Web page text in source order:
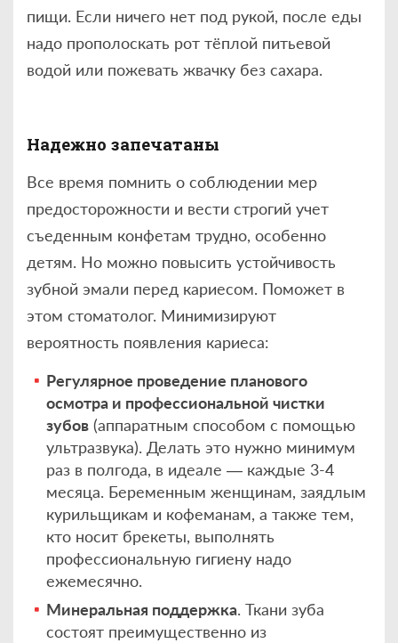
пищи. Если ничего нет под рукой, после еды
надо прополоскать рот тёплой питьевой
водой или пожевать жвачку без сахара.
Надежно запечатаны
Все время помнить о соблюдении мер
предосторожности и вести строгий учет
съеденным конфетам трудно, особенно
детям. Но можно повысить устойчивость
зубной эмали перед кариесом. Поможет в
этом стоматолог. Минимизируют
вероятность появления кариеса:
Регулярное проведение планового
осмотра и профессиональной чистки
зубов (аппаратным способом с помощью
ультразвука). Делать это нужно минимум
раз в полгода, в идеале — каждые 3-4
месяца. Беременным женщинам, заядлым
курильщикам и кофеманам, а также тем,
кто носит брекеты, выполнять
профессиональную гигиену надо
ежемесячно.
Минеральная поддержка. Ткани зуба
состоят преимущественно из